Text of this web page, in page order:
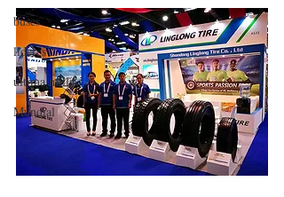
buses
lideres
última milla
Mundial